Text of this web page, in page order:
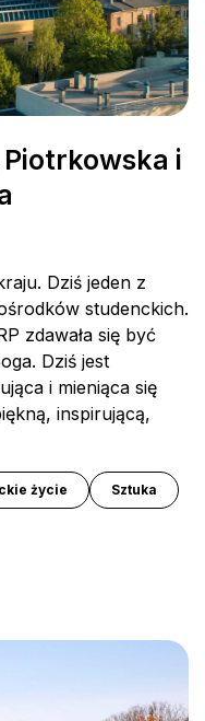
i
Dziś jeden z
studenckich.
zdawała się być
Dziś jest
i mieniąca się
inspirującą,
życie Sztuka